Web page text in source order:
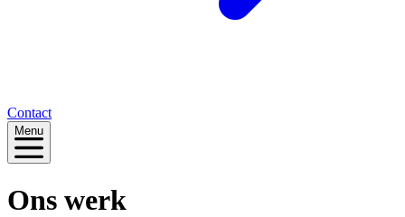
Contact
Menu
Ons werk